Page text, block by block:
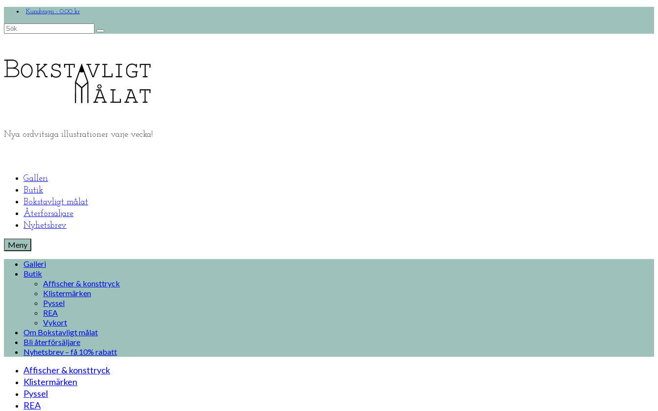
Kundvagn - 0.00 kr
Search
Nya ordvitsiga illustrationer varje vecka!
Galleri
Butik
Bokstavligt målat
Återförsäljare
Nyhetsbrev
Meny
Galleri
Butik
Affischer & konsttryck
Klistermärken
Pyssel
REA
Vykort
Om Bokstavligt målat
Bli återförsäljare
Nyhetsbrev – få 10% rabatt
Affischer & konsttryck
Klistermärken
Pyssel
REA